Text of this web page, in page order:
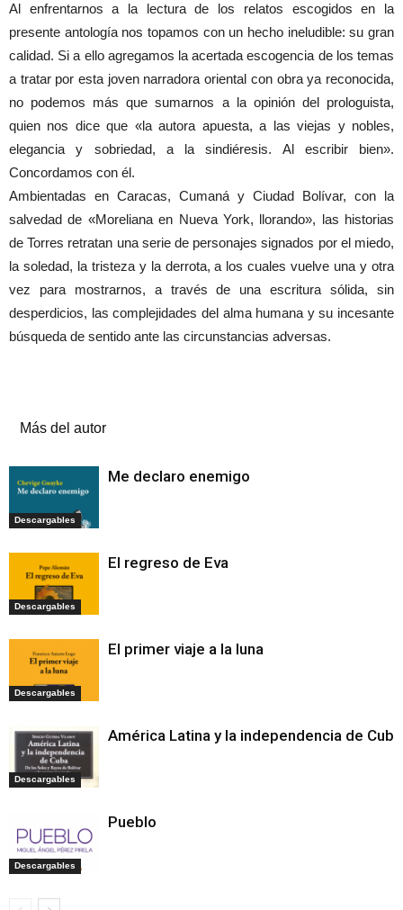
Al enfrentarnos a la lectura de los relatos escogidos en la
presente antología nos topamos con un hecho ineludible: su gran
calidad. Si a ello agregamos la acertada escogencia de los temas
a tratar por esta joven narradora oriental con obra ya reconocida,
no podemos más que sumarnos a la opinión del prologuista,
quien nos dice que «la autora apuesta, a las viejas y nobles,
elegancia y sobriedad, a la sindiéresis. Al escribir bien».
Concordamos con él.
Ambientadas en Caracas, Cumaná y Ciudad Bolívar, con la
salvedad de «Moreliana en Nueva York, llorando», las historias
de Torres retratan una serie de personajes signados por el miedo,
la soledad, la tristeza y la derrota, a los cuales vuelve una y otra
vez para mostrarnos, a través de una escritura sólida, sin
desperdicios, las complejidades del alma humana y su incesante
búsqueda de sentido ante las circunstancias adversas.
Más del autor
Descargables
Me declaro enemigo
Descargables
El regreso de Eva
Descargables
El primer viaje a la luna
Descargables
América Latina y la independencia de Cuba
Descargables
Pueblo